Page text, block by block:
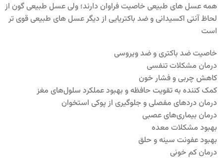
همه عسل های طبیعی خاصیت فراوان دارند؛ ولی عسل طبیعی گون از
لحاظ آنتی اکسیدانی و ضد باکتریایی از دیگر عسل های طبیعی قوی تر
است
خاصیت ضد باکتری و ضد ویروسی
درمان مشکلات تنفسی
کاهش چربی و فشار خون
کمک کننده به تقویت حافظه و بهبود عملکرد سلول‌های مغز
درمان دردهای مفصلی و جلوگیری از پوکی استخوان
درمان بیماری‌های عصبی
بهبود مشکلات معده
بهبود عفونت سینه و حلق
درمان کم خونی